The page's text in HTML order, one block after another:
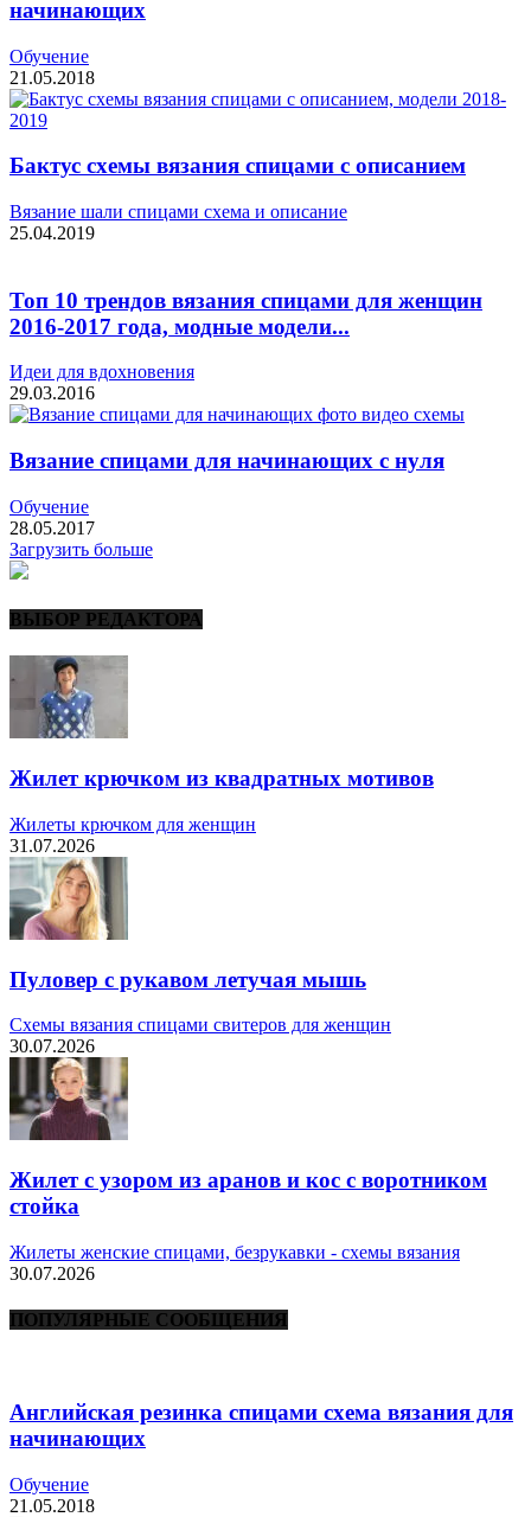
начинающих
Обучение
21.05.2018
Бактус схемы вязания спицами с описанием
Вязание шали спицами схема и описание
25.04.2019
Топ 10 трендов вязания спицами для женщин
2016-2017 года, модные модели...
Идеи для вдохновения
29.03.2016
Вязание спицами для начинающих с нуля
Обучение
28.05.2017
Загрузить больше
ВЫБОР РЕДАКТОРА
Жилет крючком из квадратных мотивов
Жилеты крючком для женщин
31.07.2026
Пуловер с рукавом летучая мышь
Схемы вязания спицами свитеров для женщин
30.07.2026
Жилет с узором из аранов и кос с воротником
стойка
Жилеты женские спицами, безрукавки - схемы вязания
30.07.2026
ПОПУЛЯРНЫЕ СООБЩЕНИЯ
Английская резинка спицами схема вязания для
начинающих
Обучение
21.05.2018